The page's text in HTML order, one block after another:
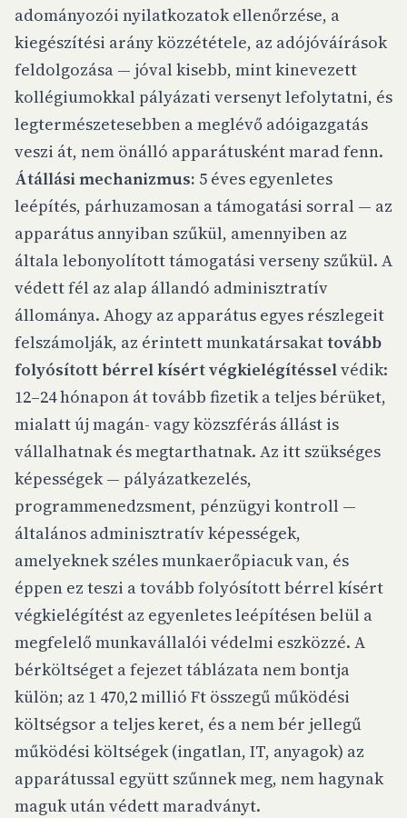
adományozói nyilatkozatok ellenőrzése, a
kiegészítési arány közzététele, az adójóváírások
feldolgozása — jóval kisebb, mint kinevezett
kollégiumokkal pályázati versenyt lefolytatni, és
legtermészetesebben a meglévő adóigazgatás
veszi át, nem önálló apparátusként marad fenn.
Átállási mechanizmus: 5 éves egyenletes
leépítés, párhuzamosan a támogatási sorral — az
apparátus annyiban szűkül, amennyiben az
általa lebonyolított támogatási verseny szűkül. A
védett fél az alap állandó adminisztratív
állománya. Ahogy az apparátus egyes részlegeit
felszámolják, az érintett munkatársakattovább
folyósított bérrel kísért végkielégítésselvédik:
12–24 hónapon át tovább fizetik a teljes bérüket,
mialatt új magán- vagy közszférás állást is
vállalhatnak és megtarthatnak. Az itt szükséges
képességek — pályázatkezelés,
programmenedzsment, pénzügyi kontroll —
általános adminisztratív képességek,
amelyeknek széles munkaerőpiacuk van, és
éppen ez teszi a tovább folyósított bérrel kísért
végkielégítést az egyenletes leépítésen belül a
megfelelő munkavállalói védelmi eszközzé. A
bérköltséget a fejezet táblázata nem bontja
külön; az 1 470,2 millió Ft összegű működési
költségsor a teljes keret, és a nem bér jellegű
működési költségek (ingatlan, IT, anyagok) az
apparátussal együtt szűnnek meg, nem hagynak
maguk után védett maradványt.